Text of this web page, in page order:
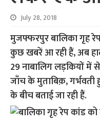
July 28, 2018
मुजफ्फरपुर बालिका गृह
कुछ खबरें आ रही हैं, अब
29 नाबालिग लड़कियों में
जाँच के मुताबिक़, गर्भवती
के बीच बताई जा रही हैं.